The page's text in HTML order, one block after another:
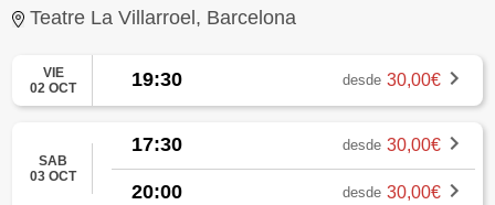
Teatre La Villarroel, Barcelona
VIE
02 OCT
19:30 desde 30,00€
SAB
03 OCT
17:30 desde 30,00€
20:00 desde 30,00€